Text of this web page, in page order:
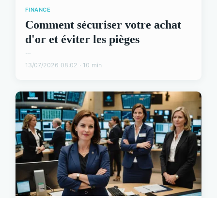
FINANCE
Comment sécuriser votre achat
d'or et éviter les pièges
...
13/07/2026 08:02 · 10 min